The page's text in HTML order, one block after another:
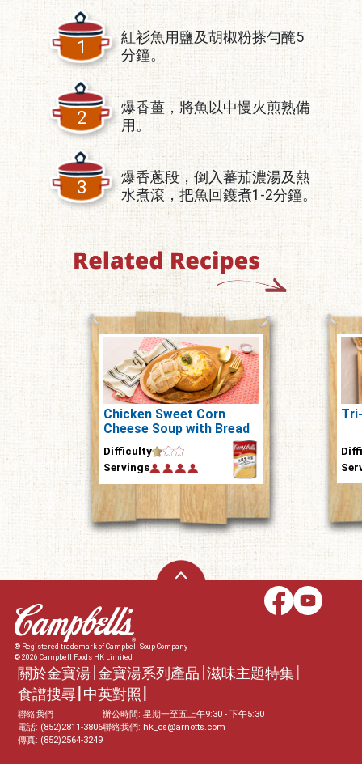
1
紅衫魚用鹽及胡椒粉搽勻醃5
分鐘。
2
爆香薑，將魚以中慢火煎熟備
用。
3
爆香蔥段，倒入蕃茄濃湯及熱
水煮滾，把魚回鑊煮1-2分鐘。
Chicken Sweet Corn
Cheese Soup with Bread
Difficulty
Servings
® Registered trademark of Campbell Soup Company
© 2026 Campbell Foods HK Limited
聯絡我們
電話: (852)2811-3806
傳真: (852)2564-3249
辦公時間: 星期一至五上午9:30 - 下午5:30
聯絡我們: hk_cs@arnotts.com
關於金寶湯 金寶湯系列產品 滋味主題特集
食譜搜尋 中英對照